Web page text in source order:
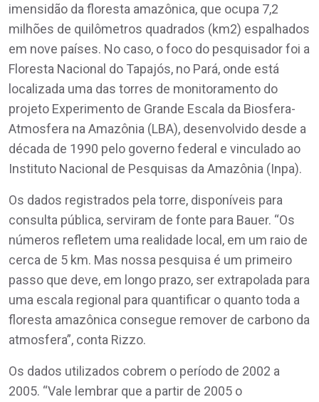
imensidão da floresta amazônica, que ocupa 7,2
milhões de quilômetros quadrados (km2) espalhados
em nove países. No caso, o foco do pesquisador foi a
Floresta Nacional do Tapajós, no Pará, onde está
localizada uma das torres de monitoramento do
projeto Experimento de Grande Escala da Biosfera-
Atmosfera na Amazônia (LBA), desenvolvido desde a
década de 1990 pelo governo federal e vinculado ao
Instituto Nacional de Pesquisas da Amazônia (Inpa).
Os dados registrados pela torre, disponíveis para
consulta pública, serviram de fonte para Bauer. “Os
números refletem uma realidade local, em um raio de
cerca de 5 km. Mas nossa pesquisa é um primeiro
passo que deve, em longo prazo, ser extrapolada para
uma escala regional para quantificar o quanto toda a
floresta amazônica consegue remover de carbono da
atmosfera”, conta Rizzo.
Os dados utilizados cobrem o período de 2002 a
2005. “Vale lembrar que a partir de 2005 o